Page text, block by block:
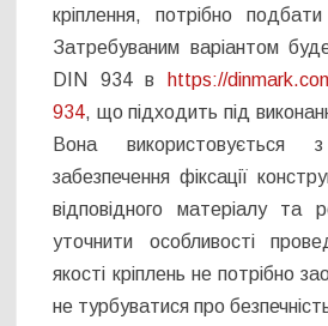
кріплення, потрібно
Затребуваним варіантом
DIN 934 в
https://
934, що підходить під
Вона
забезпечення фіксації
відповідного матеріалу та
уточнити особливості
якості кріплень не потрібно
не турбуватися про